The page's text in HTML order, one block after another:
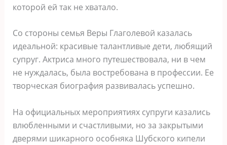
которой ей так не хватало.
Со стороны семья Веры Глаголевой казалась
идеальной: красивые талантливые дети, любящий
супруг. Актриса много путешествовала, ни в чем
не нуждалась, была востребована в профессии. Ее
творческая биография развивалась успешно.
На официальных мероприятиях супруги казались
влюбленными и счастливыми, но за закрытыми
дверями шикарного особняка Шубского кипели